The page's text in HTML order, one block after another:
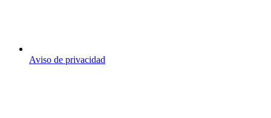
Aviso de privacidad